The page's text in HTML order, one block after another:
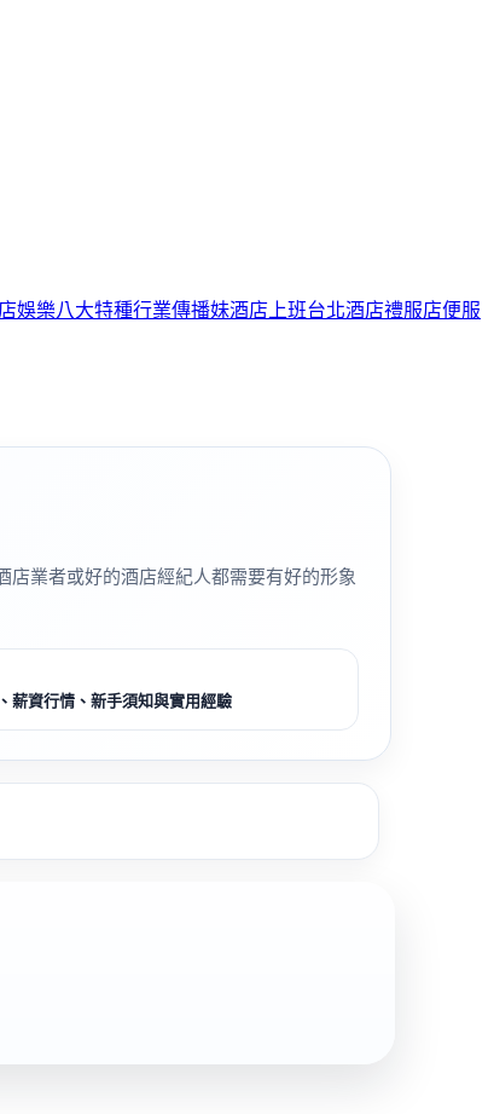
娛樂八大特種行業傳播妹酒店上班台北酒店禮服店便服
業者或好的酒店經紀人都需要有好的形象
薪資行情、新手須知與實用經驗